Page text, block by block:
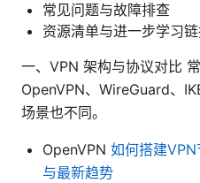
常见问题与故障排查
资源清单与进一步学习
一、VPN 架构与协议对比
OpenVPN、WireGuard、
场景也不同。
OpenVPN 如何搭建
与最新趋势